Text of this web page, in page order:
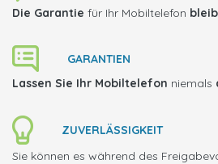
Die Garantie für Ihr Mobiltelefon
GARANTIEN
Lassen Sie Ihr Mobiltelefon niemals
ZUVERLÄSSIGKEIT
Sie können es während des